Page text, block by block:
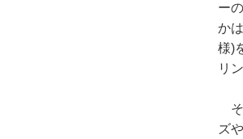
ー
か
様)
リ
そ
ズ